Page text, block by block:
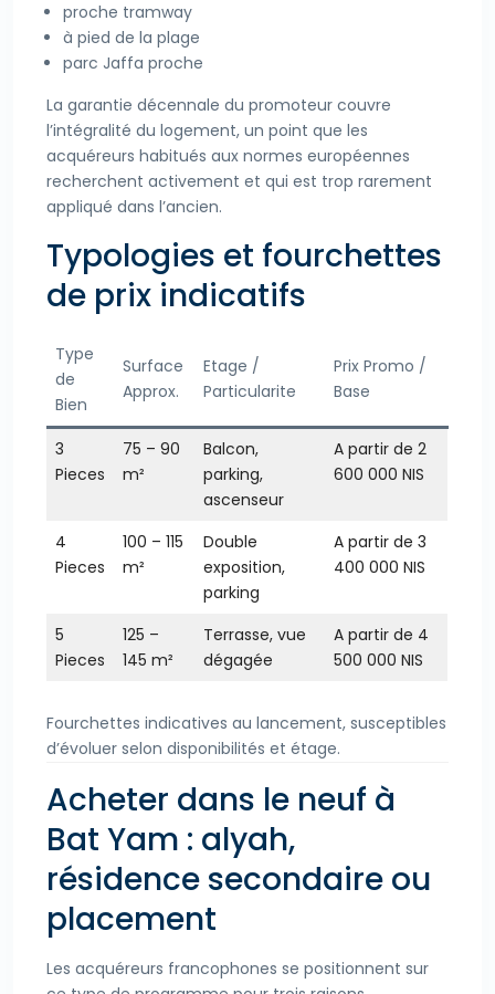
proche tramway
à pied de la plage
parc Jaffa proche
La garantie décennale du promoteur couvre
l’intégralité du logement, un point que les
acquéreurs habitués aux normes européennes
recherchent activement et qui est trop rarement
appliqué dans l’ancien.
Typologies et fourchettes
de prix indicatifs
Type
de
Bien
Surface
Approx.
Etage /
Particularite
Prix Promo /
Base
3
Pieces
75 – 90
m²
Balcon,
parking,
ascenseur
A partir de 2
600 000 NIS
4
Pieces
100 – 115
m²
Double
exposition,
parking
A partir de 3
400 000 NIS
5
Pieces
125 –
145 m²
Terrasse, vue
dégagée
A partir de 4
500 000 NIS
Fourchettes indicatives au lancement, susceptibles
d’évoluer selon disponibilités et étage.
Acheter dans le neuf à
Bat Yam : alyah,
résidence secondaire ou
placement
Les acquéreurs francophones se positionnent sur